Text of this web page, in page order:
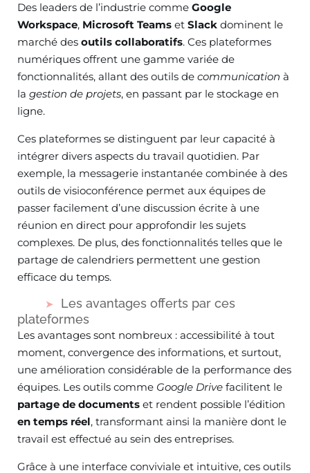
Des leaders de l’industrie comme Google
Workspace, Microsoft Teams et Slack dominent le
marché des outils collaboratifs. Ces plateformes
numériques offrent une gamme variée de
fonctionnalités, allant des outils de communication à
la gestion de projets, en passant par le stockage en
ligne.
Ces plateformes se distinguent par leur capacité à
intégrer divers aspects du travail quotidien. Par
exemple, la messagerie instantanée combinée à des
outils de visioconférence permet aux équipes de
passer facilement d’une discussion écrite à une
réunion en direct pour approfondir les sujets
complexes. De plus, des fonctionnalités telles que le
partage de calendriers permettent une gestion
efficace du temps.
Les avantages offerts par ces
plateformes
Les avantages sont nombreux : accessibilité à tout
moment, convergence des informations, et surtout,
une amélioration considérable de la performance des
équipes. Les outils comme Google Drive facilitent le
partage de documents et rendent possible l’édition
en temps réel, transformant ainsi la manière dont le
travail est effectué au sein des entreprises.
Grâce à une interface conviviale et intuitive, ces outils